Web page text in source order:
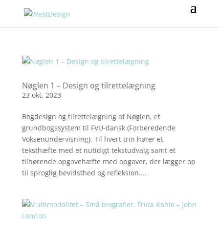
Nøglen 1 – Design og tilrettelægning
23 okt, 2023
​Bogdesign og tilrettelægning af Nøglen, et
grundbogssystem til FVU-dansk (Forberedende
Voksenundervisning). Til hvert trin hører et
teksthæfte med et nutidigt tekstudvalg samt et
tilhørende opgavehæfte med opgaver, der lægger op
til sproglig bevidsthed og refleksion....